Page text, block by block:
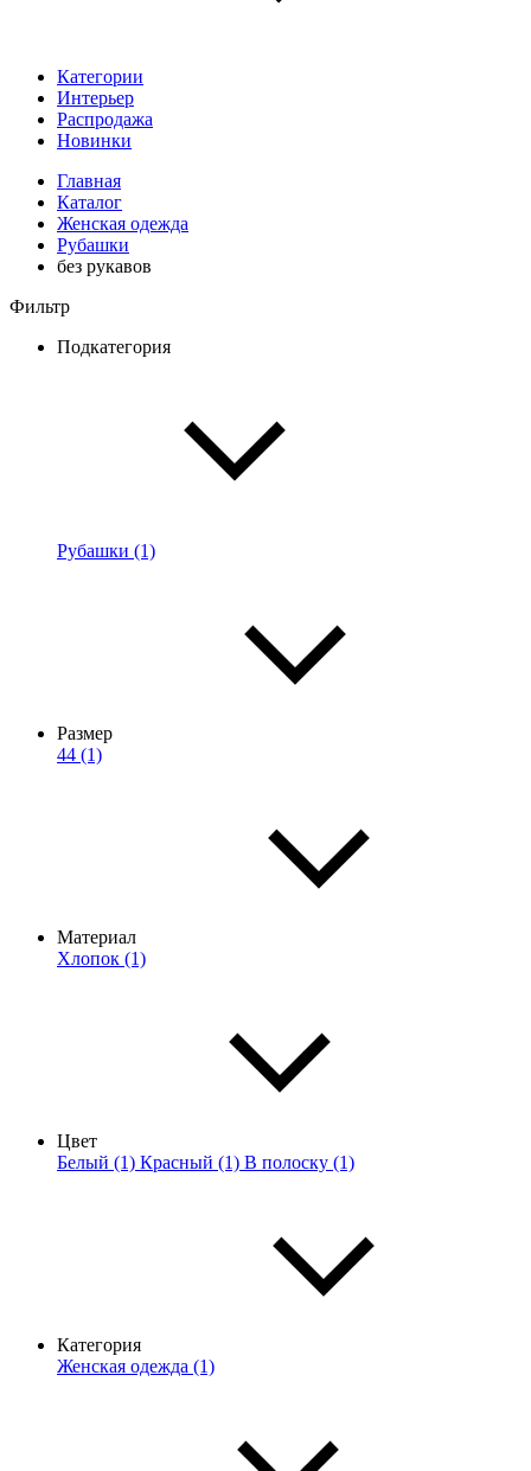
Категории
Интерьер
Распродажа
Новинки
Главная
Каталог
Женская одежда
Рубашки
без рукавов
Фильтр
Подкатегория
Рубашки (1)
Размер
44 (1)
Материал
Хлопок (1)
Цвет
Белый (1) Красный (1) В полоску (1)
Категория
Женская одежда (1)